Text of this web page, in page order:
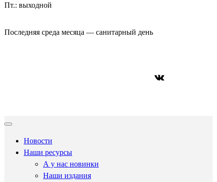
Пт.: выходной
Последняя среда месяца — санитарный день
ВКонтакте
Новости
Наши ресурсы
А у нас новинки
Наши издания